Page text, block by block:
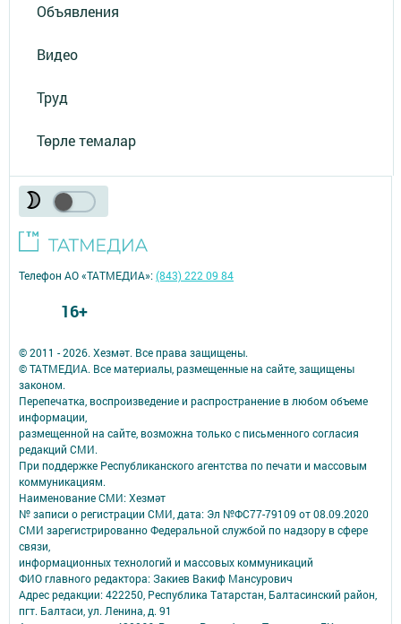
Объявления
Видео
Труд
Төрле темалар
© 2011 - 2026. Хезмәт. Все права защищены.
© ТАТМЕДИА. Все материалы, размещенные на сайте, защищены
законом.
Перепечатка, воспроизведение и распространение в любом объеме
информации,
размещенной на сайте, возможна только с письменного согласия
редакций СМИ.
При поддержке Республиканского агентства по печати и массовым
коммуникациям.
Наименование СМИ: Хезмәт
№ записи о регистрации СМИ, дата: Эл №ФС77-79109 от 08.09.2020
СМИ зарегистрированно Федеральной службой по надзору в сфере
связи,
информационных технологий и массовых коммуникаций
ФИО главного редактора: Закиев Вакиф Мансурович
Адрес редакции: 422250, Республика Татарстан, Балтасинский район,
пгт. Балтаси, ул. Ленина, д. 91
Телефон АО «ТАТМЕДИА»:(843) 222 09 84
16+